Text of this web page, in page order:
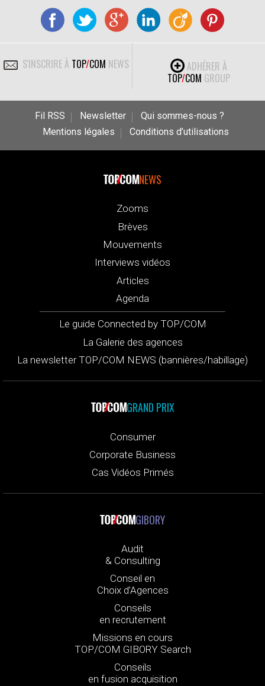
S'INSCRIRE À TOP/COM NEWS
ADHÉRER À
TOP/COM GROUP
Fil RSS Newsletter
Qui sommes-nous ?
Mentions légales
Conditions d’utilisations
NEWS
Zooms
Brèves
Mouvements
Interviews vidéos
Articles
Agenda
Le guide Connected by TOP/COM
La Galerie des agences
La newsletter TOP/COM NEWS (bannières/habillage)
GRAND PRIX
Consumer
Corporate Business
Cas Vidéos Primés
GIBORY
Audit
& Consulting
Conseil en
Choix d’Agences
Conseils
en recrutement
Missions en cours
TOP/COM GIBORY Search
Conseils
en fusion acquisition